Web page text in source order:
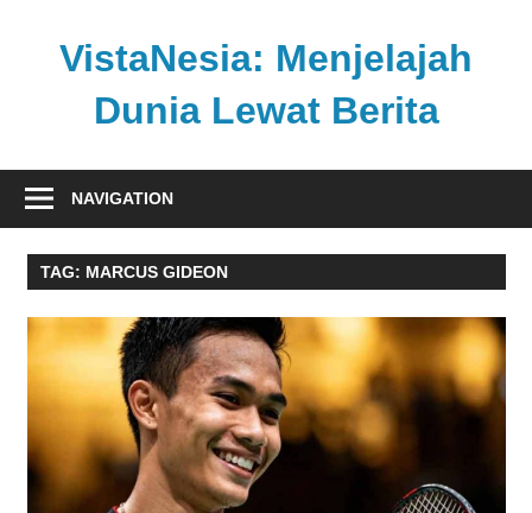
VistaNesia: Menjelajah
Dunia Lewat Berita
nasional
global
dalam
platform
NAVIGATION
TAG: MARCUS GIDEON